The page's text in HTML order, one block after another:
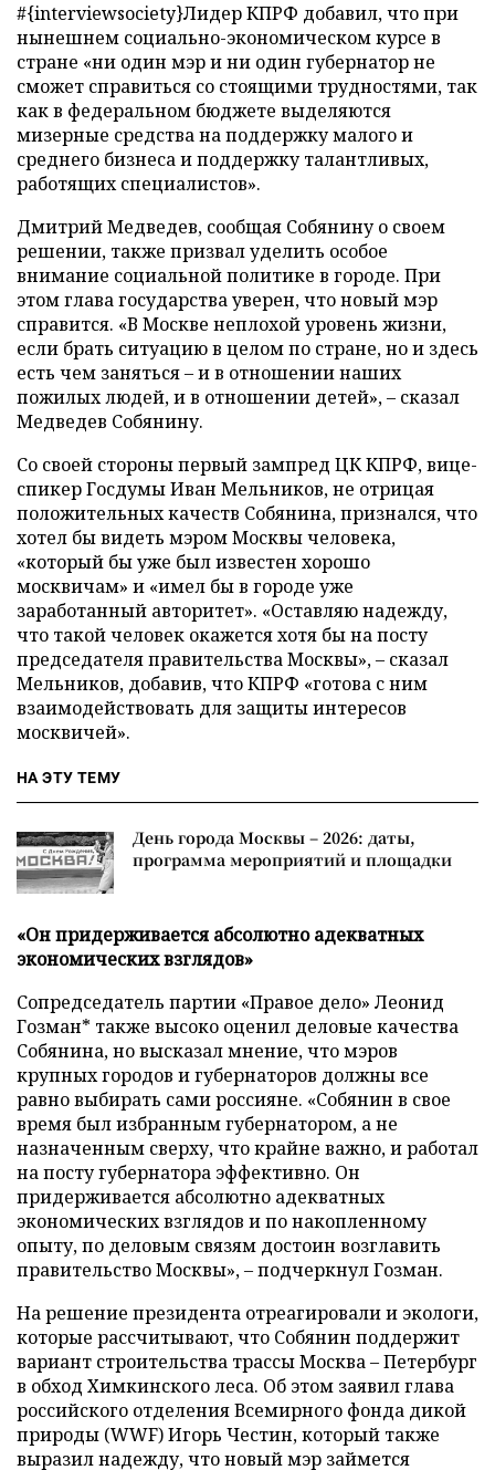
#{interviewsociety}Лидер КПРФ добавил, что при
нынешнем социально-экономическом курсе в
стране «ни один мэр и ни один губернатор не
сможет справиться со стоящими трудностями, так
как в федеральном бюджете выделяются
мизерные средства на поддержку малого и
среднего бизнеса и поддержку талантливых,
работящих специалистов».
Дмитрий Медведев, сообщая Собянину о своем
решении, также призвал уделить особое
внимание социальной политике в городе. При
этом глава государства уверен, что новый мэр
справится. «В Москве неплохой уровень жизни,
если брать ситуацию в целом по стране, но и здесь
есть чем заняться – и в отношении наших
пожилых людей, и в отношении детей»,– сказал
Медведев Собянину.
Со своей стороны первый зампред ЦК КПРФ, вице-
спикер Госдумы Иван Мельников, не отрицая
положительных качеств Собянина, признался, что
хотел бы видеть мэром Москвы человека,
«который бы уже был известен хорошо
москвичам» и «имел бы в городе уже
заработанный авторитет». «Оставляю надежду,
что такой человек окажется хотя бы на посту
председателя правительства Москвы»,– сказал
Мельников, добавив, что КПРФ «готова с ним
взаимодействовать для защиты интересов
москвичей».
НА ЭТУ ТЕМУ
День города Москвы – 2026: даты,
программа мероприятий и площадки
«Он придерживается абсолютно адекватных
экономических взглядов»
Сопредседатель партии «Правое дело» Леонид
Гозман* также высоко оценил деловые качества
Собянина, но высказал мнение, что мэров
крупных городов и губернаторов должны все
равно выбирать сами россияне. «Собянин в свое
время был избранным губернатором, а не
назначенным сверху, что крайне важно, и работал
на посту губернатора эффективно. Он
придерживается абсолютно адекватных
экономических взглядов и по накопленному
опыту, по деловым связям достоин возглавить
правительство Москвы»,–подчеркнул Гозман.
На решение президента отреагировали и экологи,
которые рассчитывают, что Собянин поддержит
вариант строительства трассы Москва – Петербург
в обход Химкинского леса. Об этом заявил глава
российского отделения Всемирного фонда дикой
природы (WWF) Игорь Честин, который также
выразил надежду, что новый мэр займется